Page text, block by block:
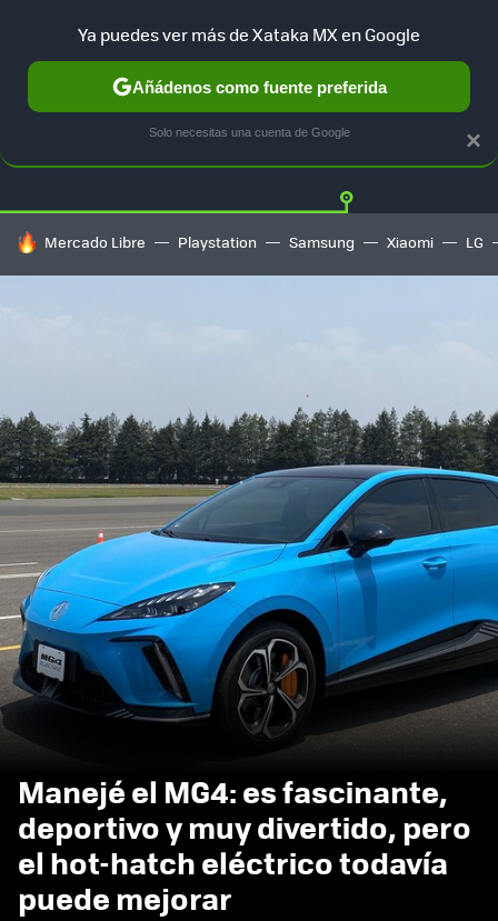
TESLA UBER AUTO ELECTRICO Twitter
HOY SE HABLA DE
Mercado Libre Playstation Samsung Xiaomi LG
Manejé el MG4: es fascinante,
deportivo y muy divertido, pero
el hot-hatch eléctrico todavía
puede mejorar
×
Ya puedes ver más de Xataka MX en Google
Añádenos como fuente preferida
Solo necesitas una cuenta de Google